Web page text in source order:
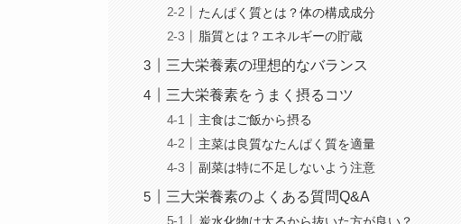
たんぱく質とは？体の構成成分
脂質とは？エネルギーの貯蔵
三大栄養素の理想的なバランス
三大栄養素をうまく摂るコツ
主食はご飯から摂る
主菜は良質なたんぱく質を適量
副菜は特に不足しないよう注意
三大栄養素のよくある質問Q&A
炭水化物は太るから抜いた方が良い？